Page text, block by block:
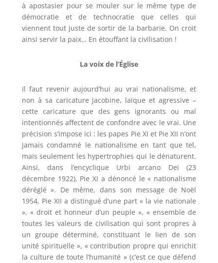
à apostasier pour se mouler sur le même type de
démocratie et de technocratie que celles qui
viennent tout juste de sortir de la barbarie. On croit
ainsi servir la paix… En étouffant la civilisation !
La voix de l’Église
Il faut revenir aujourd’hui au vrai nationalisme, et
non à sa caricature jacobine, laïque et agressive –
cette caricature que des gens ignorants ou mal
intentionnés affectent de confondre avec le vrai. Une
précision s’impose ici : les papes Pie XI et Pie XII n’ont
jamais condamné le nationalisme en tant que tel,
mais seulement les hypertrophies qui le dénaturent.
Ainsi, dans l’encyclique Urbi arcano Dei (23
décembre 1922), Pie XI a dénoncé le « nationalisme
déréglé ». De même, dans son message de Noël
1954, Pie XII a distingué d’une part « la vie nationale
», « droit et honneur d’un peuple », « ensemble de
toutes les valeurs de civilisation qui sont propres à
un groupe déterminé, constituant le lien de son
unité spirituelle », « contribution propre qui enrichit
la culture de toute l’humanité » (c’est ce que défend